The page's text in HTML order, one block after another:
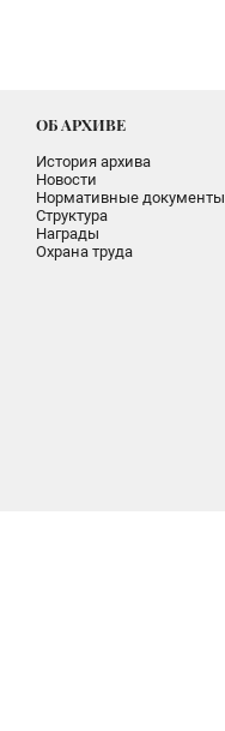
ОБ АРХИВЕ
История архива
Новости
Нормативные документы
Структура
Награды
Охрана труда